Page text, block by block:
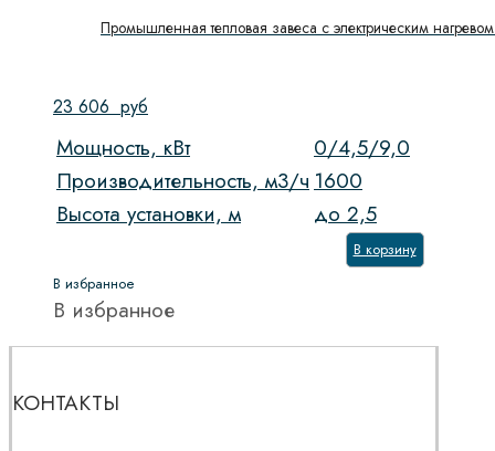
Промышленная тепловая завеса с электрическим
23 606 руб
Мощность, кВт
0/4,5/9,0
Производительность, м3/ч 1600
Высота установки, м
до 2,5
В корзину
В избранное
В избранное
КОНТАКТЫ